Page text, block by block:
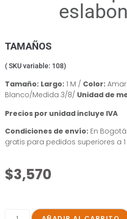
TAMAÑOS
( SKU variable: 108)
Tamaño: Largo: 1 M / Color:
Blanco/Medida 3/8/ Unidad de
Precios por unidad incluye IVA
Condiciones de envío: En
gratis para pedidos superiores a
$3,570